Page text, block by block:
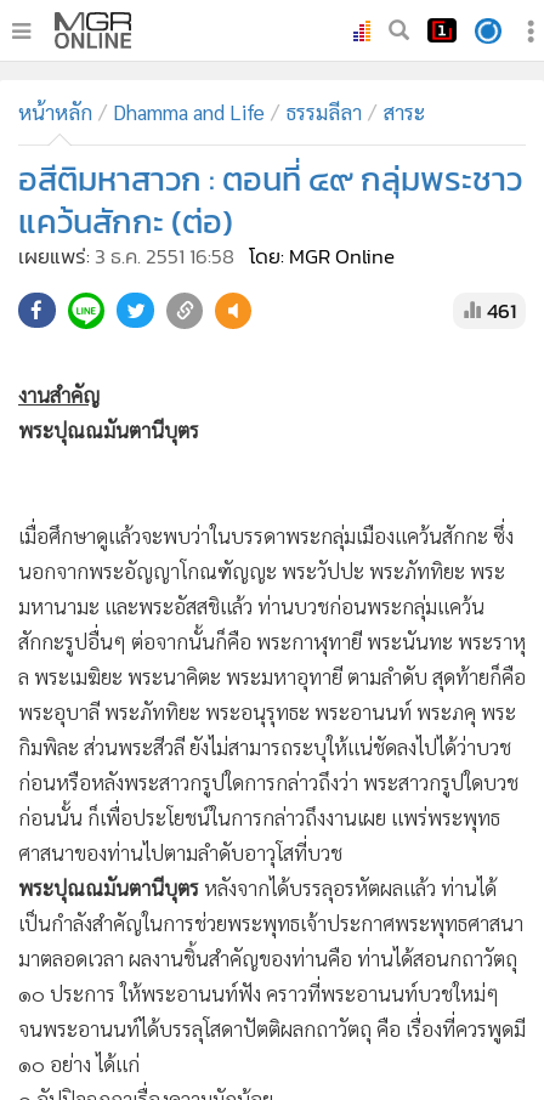
ทันเหตุการณ์
• ภาคใต้
ภูมิภาค
Online Section
• ผู้จัดการรายวัน
• ละคร
• CbizReview
• Good health & Well-being
• Green Innovation & SD
• Management & HR
• MGR Live
Infographic
•
การเมือง
ท่องเที่ยว
• กีฬา
• ต่างประเทศ
• Special Scoop
• เศรษฐกิจ-ธุรกิจ
• จีน
• ชุมชน-คุณภาพชีวิต
• อาชญากรรม
• Motoring
หน้าหลัก Dhamma and Life ธรรมลีลา สาระ
อสีติมหาสาวก : ตอนที่ ๔๙ กลุ่มพระชาว
แคว้นสักกะ (ต่อ)
เผยแพร่: 3 ธ.ค. 2551 16:58 โดย: MGR Online
461
งานสำคัญ
พระปุณณมันตานีบุตร